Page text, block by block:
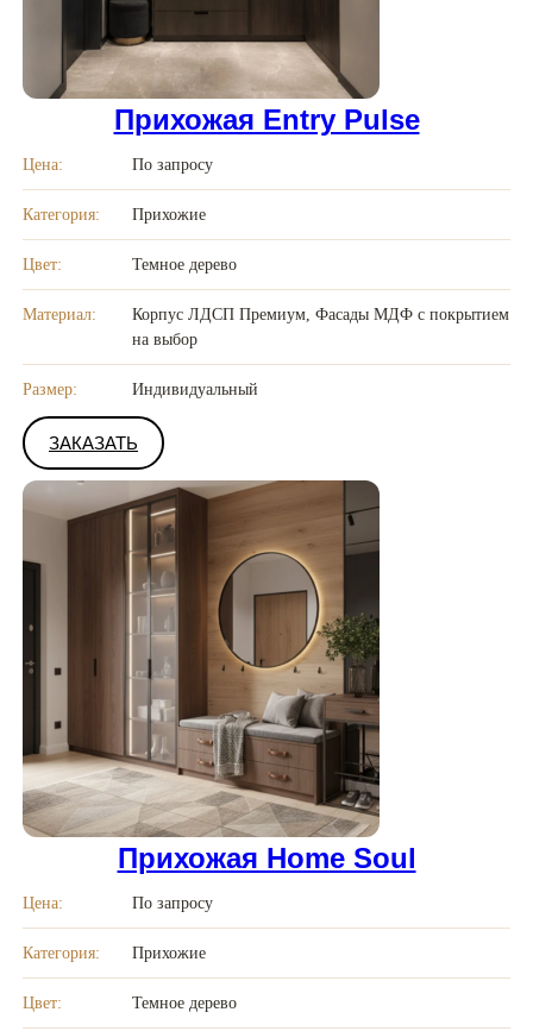
Прихожая Entry Pulse
Цена: По запросу
Категория: Прихожие
Цвет: Темное дерево
Материал:
Корпус ЛДСП Премиум, Фасады МДФ с покрытием
на выбор
Размер: Индивидуальный
ЗАКАЗАТЬ
Прихожая Home Soul
Цена: По запросу
Категория: Прихожие
Цвет: Темное дерево